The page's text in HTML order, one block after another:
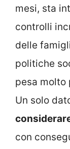
mesi, sta
controlli
delle
politiche
pesa molto
Un solo
con